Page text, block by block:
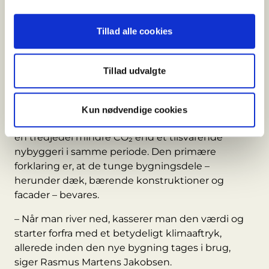
Tillad alle cookies
Tillad udvalgte
Kun nødvendige cookies
allerede er bundet i materialer og konstruktioner,
siger Rasmus Martens Jakobsen, direktør og
partner i Transition.
En tredjedel lavere CO₂ over 50 år
Analysen opgør bygningens samlede CO₂-aftryk
over en periode på 50 år og viser, at den
renoverede bygning samlet set udleder omkring
en tredjedel mindre CO₂ end et tilsvarende
nybyggeri i samme periode. Den primære
forklaring er, at de tunge bygningsdele –
herunder dæk, bærende konstruktioner og
facader – bevares.
– Når man river ned, kasserer man den værdi og
starter forfra med et betydeligt klimaaftryk,
allerede inden den nye bygning tages i brug,
siger Rasmus Martens Jakobsen.